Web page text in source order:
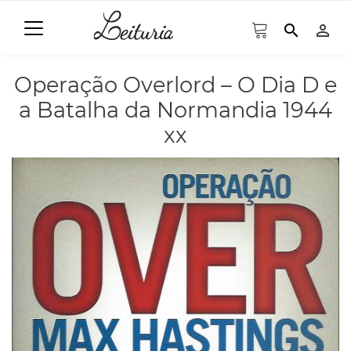
search person_outline
Operação Overlord – O Dia D e
a Batalha da Normandia 1944
xx